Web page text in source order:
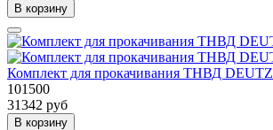
В корзину
Комплект для прокачивания ТНВД DEUTZ
101500
31342 руб
В корзину